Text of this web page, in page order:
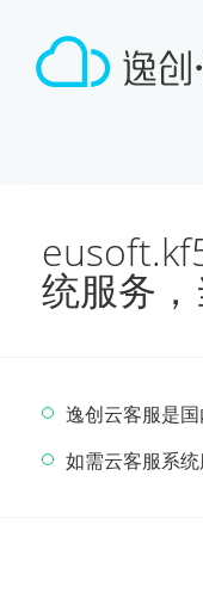
统服务
逸创云客服是国
如需云客服系统